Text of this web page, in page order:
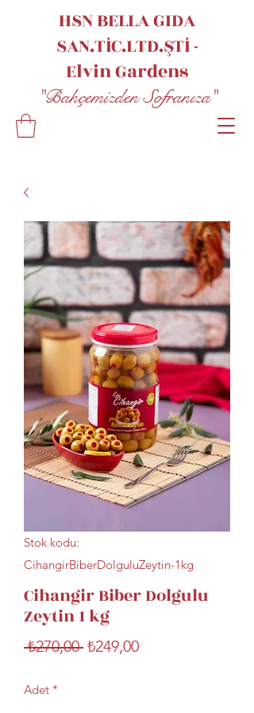
HSN BELLA GIDA
SAN.TİC.LTD.ŞTİ -
ElvinGardens
"Bahçemizden Sofranıza"
Stok kodu:
CihangirBiberDolguluZeytin-1kg
Cihangir Biber Dolgulu
Zeytin 1 kg
₺270,00 Normal
₺249,00İndirimli
Adet *